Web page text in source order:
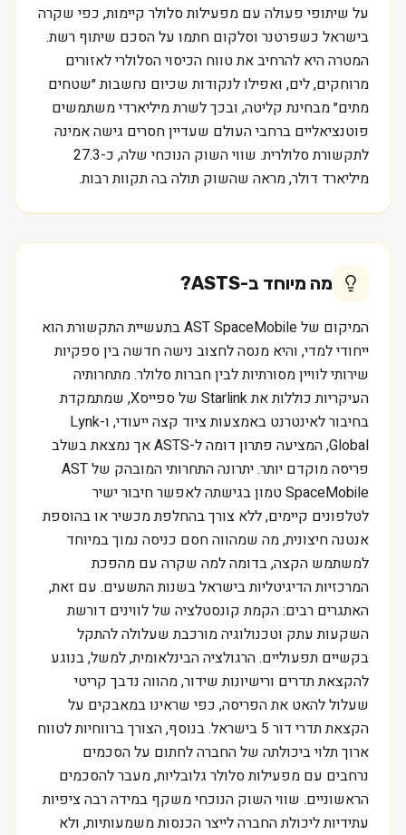
על שיתופי פעולה עם מפעילות סלולר קיימות, כפי שקרה
בישראל כשפרטנר וסלקום חתמו על הסכם שיתוף רשת.
המטרה היא להרחיב את טווח הכיסוי הסלולרי לאזורים
מרוחקים, לים, ואפילו לנקודות שכיום נחשבות ״שטחים
מתים״ מבחינת קליטה, ובכך לשרת מיליארדי משתמשים
פוטנציאליים ברחבי העולם שעדיין חסרים גישה אמינה
לתקשורת סלולרית. שווי השוק הנוכחי שלה, כ-27.3
מיליארד דולר, מראה שהשוק תולה בה תקוות רבות.
מה מיוחד ב-ASTS
?
המיקום של AST SpaceMobile בתעשיית התקשורת הוא
ייחודי למדי, והיא מנסה לחצוב נישה חדשה בין ספקיות
שירותי לוויין מסורתיות לבין חברות סלולר. מתחרותיה
העיקריות כוללות את Starlink של ספייסX, שמתמקדת
בחיבור לאינטרנט באמצעות ציוד קצה ייעודי, ו-Lynk
Global, המציעה פתרון דומה ל-ASTS אך נמצאת בשלב
פריסה מוקדם יותר. יתרונה התחרותי המובהק של AST
SpaceMobile טמון בגישתה לאפשר חיבור ישיר
לטלפונים קיימים, ללא צורך בהחלפת מכשיר או בהוספת
אנטנה חיצונית, מה שמהווה חסם כניסה נמוך במיוחד
למשתמש הקצה, בדומה למה שקרה עם מהפכת
המרכזיות הדיגיטליות בישראל בשנות התשעים. עם זאת,
האתגרים רבים: הקמת קונסטלציה של לווינים דורשת
השקעות עתק וטכנולוגיה מורכבת שעלולה להתקל
בקשיים תפעוליים. הרגולציה הבינלאומית, למשל, בנוגע
להקצאת תדרים ורישיונות שידור, מהווה נדבך קריטי
שעלול להאט את הפריסה, כפי שראינו במאבקים על
הקצאת תדרי דור 5 בישראל. בנוסף, הצורך ברווחיות לטווח
ארוך תלוי ביכולתה של החברה לחתום על הסכמים
נרחבים עם מפעילות סלולר גלובליות, מעבר להסכמים
הראשוניים. שווי השוק הנוכחי משקף במידה רבה ציפיות
עתידיות ליכולת החברה לייצר הכנסות משמעותיות, ולא